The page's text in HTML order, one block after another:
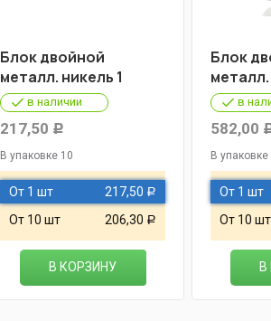
Блок двойной
металл. никель 1
в наличии
217,50 Р
В упаковке 10
От 1 шт 217,50 Р
От 10 шт 206,30 Р
В КОРЗИНУ
Блок
металл.
в
582,00
В упаковке
От 1 шт
От 10 шт